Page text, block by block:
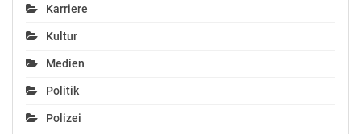
Karriere
Kultur
Medien
Politik
Polizei